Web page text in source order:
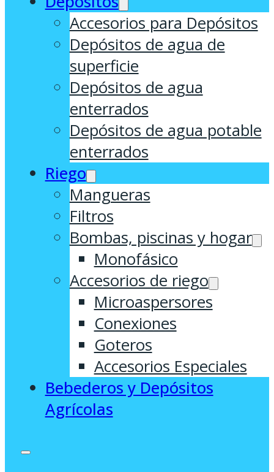
Accesorios para Depósitos
Depósitos de agua de
superficie
Depósitos de agua
enterrados
Depósitos de agua potable
enterrados
Riego
Mangueras
Filtros
Bombas, piscinas y hogar
Monofásico
Accesorios de riego
Microaspersores
Conexiones
Goteros
Accesorios Especiales
Bebederos y Depósitos
Agrícolas